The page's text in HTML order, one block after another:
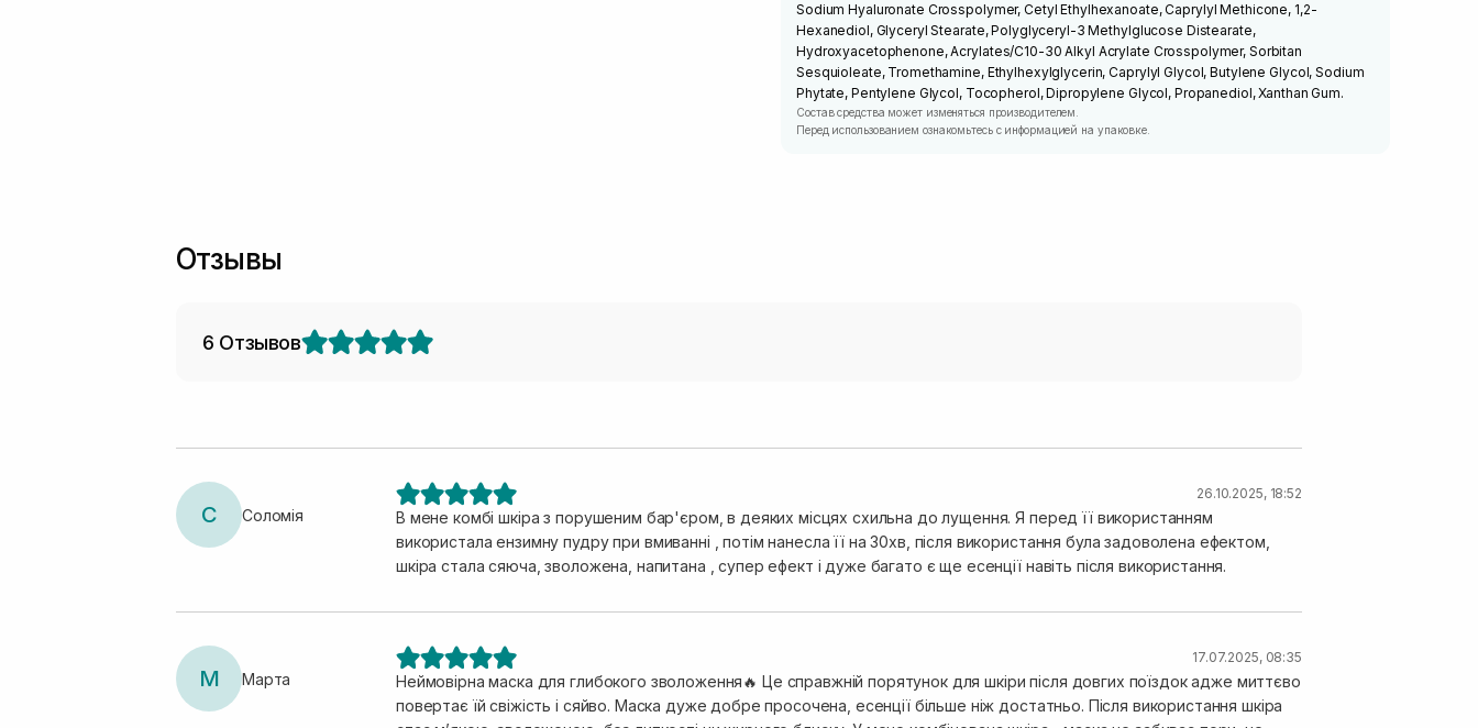
Sodium Hyaluronate Crosspolymer, Cetyl Ethylhexanoate, Caprylyl Methicone, 1,2-
Hexanediol, Glyceryl Stearate, Polyglyceryl-3 Methylglucose Distearate,
Hydroxyacetophenone, Acrylates/C10-30 Alkyl Acrylate Crosspolymer, Sorbitan
Sesquioleate, Tromethamine, Ethylhexylglycerin, Caprylyl Glycol, Butylene Glycol, Sodium
Phytate, Pentylene Glycol, Tocopherol, Dipropylene Glycol, Propanediol, Xanthan Gum.
Состав средства может изменяться производителем.
Перед использованием ознакомьтесь с информацией на упаковке.
Отзывы
6 Отзывов
С Соломія
26.10.2025, 18:52
В мене комбі шкіра з порушеним бар'єром, в деяких місцях схильна до лущення. Я перед її використанням
використала ензимну пудру при вмиванні , потім нанесла її на 30хв, після використання була задоволена ефектом,
шкіра стала сяюча, зволожена, напитана , супер ефект і дуже багато є ще есенції навіть після використання.
М Марта
17.07.2025, 08:35
Неймовірна маска для глибокого зволоження🔥 Це справжній порятунок для шкіри після довгих поїздок адже миттєво
повертає їй свіжість і сяйво. Маска дуже добре просочена, есенції більше ніж достатньо. Після використання шкіра